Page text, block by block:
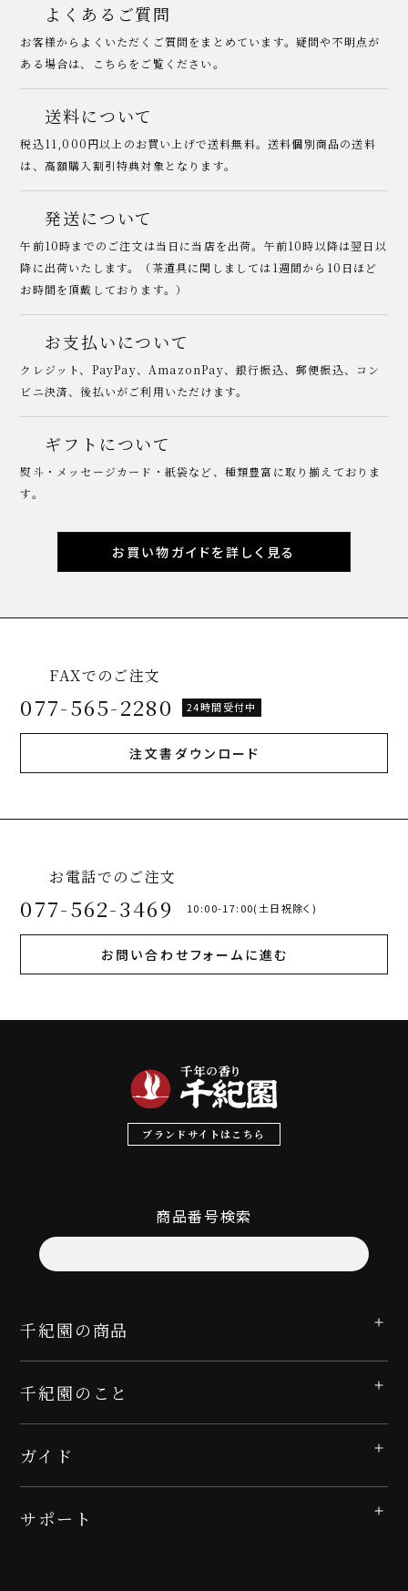
よくあるご質問
お客様からよくいただくご質問をまとめています。疑問や不明点が
ある場合は、こちらをご覧ください。
送料について
税込11,000円以上のお買い上げで送料無料。送料個別商品の送料
は、高額購入割引特典対象となります。
発送について
午前10時までのご注文は当日に当店を出荷。午前10時以降は翌日以
降に出荷いたします。（茶道具に関しましては1週間から10日ほど
お時間を頂戴しております。）
お支払いについて
クレジット、PayPay、AmazonPay、銀行振込、郵便振込、コン
ビニ決済、後払いがご利用いただけます。
ギフトについて
熨斗・メッセージカード・紙袋など、種類豊富に取り揃えておりま
す。
お買い物ガイドを詳しく見る
FAXでのご注文
077-565-2280 24時間受付中
注文書ダウンロード
お電話でのご注文
077-562-3469 10:00-17:00(土日祝除く)
お問い合わせフォームに進む
ブランドサイトはこちら
商品番号検索
千紀園の商品
千紀園のこと
ガイド
サポート